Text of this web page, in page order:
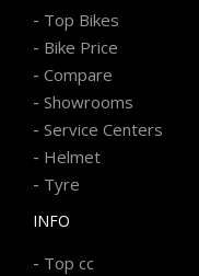
- Top Bikes
- Bike Price
- Compare
- Showrooms
- Service Centers
- Helmet
- Tyre
INFO
- Top cc